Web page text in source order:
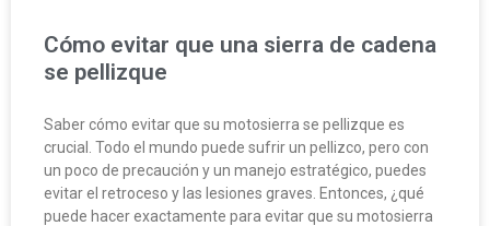
Cómo evitar que una sierra de cadena
se pellizque
Saber cómo evitar que su motosierra se pellizque es
crucial. Todo el mundo puede sufrir un pellizco, pero con
un poco de precaución y un manejo estratégico, puedes
evitar el retroceso y las lesiones graves. Entonces, ¿qué
puede hacer exactamente para evitar que su motosierra